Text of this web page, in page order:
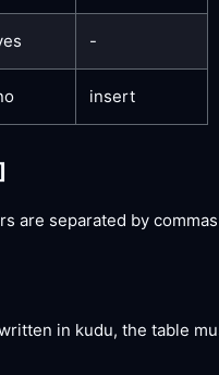
-
insert
are separated by commas
in kudu, the table